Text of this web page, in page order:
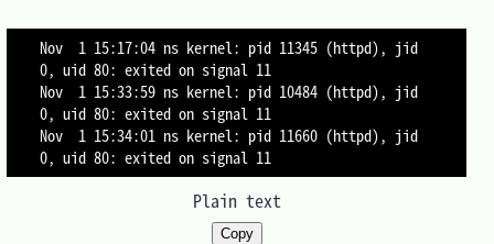
Nov  1 15:17:04 ns kernel: pid 11345 (httpd), jid
0, uid 80: exited on signal 11
Nov  1 15:33:59 ns kernel: pid 10484 (httpd), jid
0, uid 80: exited on signal 11
Nov  1 15:34:01 ns kernel: pid 11660 (httpd), jid
Plain text
Copy